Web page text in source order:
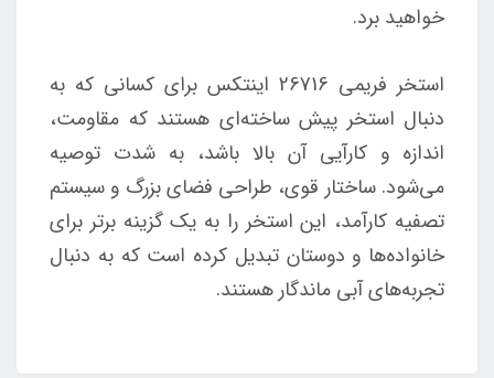
خواهید برد.
استخر فریمی 26716 اینتکس برای کسانی که به
دنبال استخر پیش ساخته‌ای هستند که مقاومت،
اندازه و کارآیی آن بالا باشد، به شدت توصیه
می‌شود. ساختار قوی، طراحی فضای بزرگ و سیستم
تصفیه کارآمد، این استخر را به یک گزینه برتر برای
خانواده‌ها و دوستان تبدیل کرده است که به دنبال
تجربه‌های آبی ماندگار هستند.